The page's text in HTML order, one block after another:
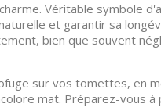
Véritable symbole
et garantir sa
bien que souvent
sur vos tomettes, en
mat. Préparez-vous